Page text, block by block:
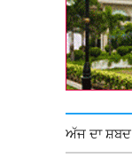
ਅੱਜ ਦਾ ਸ਼ਬਦ